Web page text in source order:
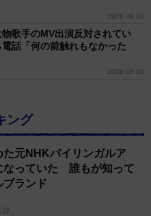
ビュー。神奈川県警から
としての活動もしてい
2026.08.08
歌手のMV出演反対されてい
話「何の前触れもなかった
2026.08.08
ング
た元NHKバイリンガルア
っていた 誰もが知って
ブランド